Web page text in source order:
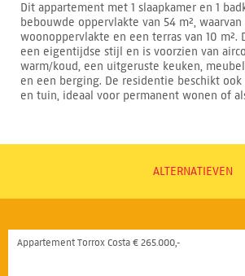
Dit appartement met 1 slaapkamer en 1
bebouwde oppervlakte van 54 m², waarvan
woonoppervlakte en een terras van 10 m².
een eigentijdse stijl en is voorzien van
warm/koud, een uitgeruste keuken,
en een berging. De residentie beschikt ook
en tuin, ideaal voor permanent wonen of
ALTERNATIEVEN
Appartement Torrox Costa € 265.000,-